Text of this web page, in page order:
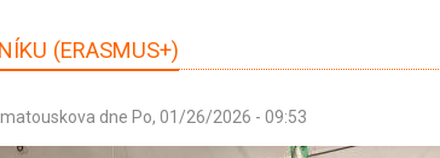
(ERASMUS+)
matouskova dne Po, 01/26/2026 - 09:53